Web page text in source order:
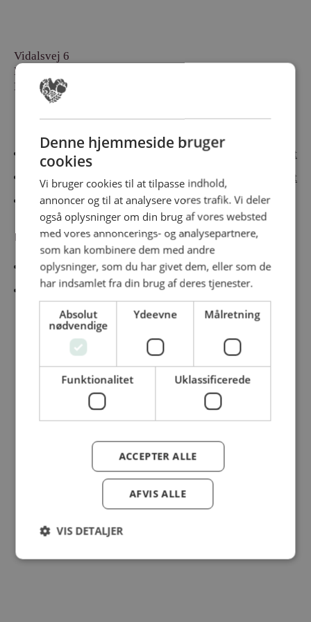
Vidalsvej 6
DK-9230 Svenstrup
Denmark
Cateringmesse Nord
Cateringmesse Midt
Cateringmesse Syd
Cateringmesse Øst
Cateringmesse Thy
Information
Cookiepolitk
Persondatapolitik
© Dansk Cater A/S - All rights reserved
Denne hjemmeside bruger
cookies
Vi bruger cookies til at tilpasse indhold,
annoncer og til at analysere vores trafik. Vi deler
også oplysninger om din brug af vores websted
med vores annoncerings- og analysepartnere,
som kan kombinere dem med andre
oplysninger, som du har givet dem, eller som de
har indsamlet fra din brug af deres tjenester.
Absolut
nødvendige
Ydeevne Målretning
Funktionalitet Uklassificerede
ACCEPTER ALLE
AFVIS ALLE
VIS DETALJER